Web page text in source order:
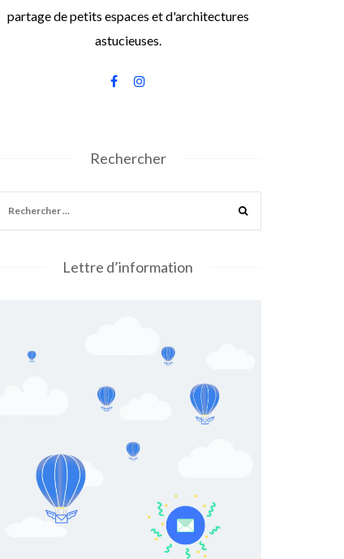
partage de petits espaces et d'architectures
astucieuses.
Rechercher
Lettre d’information